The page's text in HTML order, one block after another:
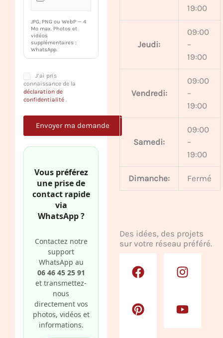
JPG, PNG ou WebP — 4
Mo max. Photos et
vidéos
supplémentaires :
WhatsApp.
J’ai pris
connaissance de la
déclaration de
confidentialité .
Vous préférez
une prise de
contact rapide
via
WhatsApp ?
Contactez notre
support
WhatsApp au
06 46 45 25 91
et transmettez-
nous
directement vos
photos, vidéos et
informations.
19:00
Jeudi:
09:00
–
19:00
Vendredi:
09:00
–
19:00
Samedi:
09:00
–
19:00
Dimanche: Fermé
Des idées, des projets
sur votre réseau préféré.
a
b
n
a
i
e
o
u
o
l